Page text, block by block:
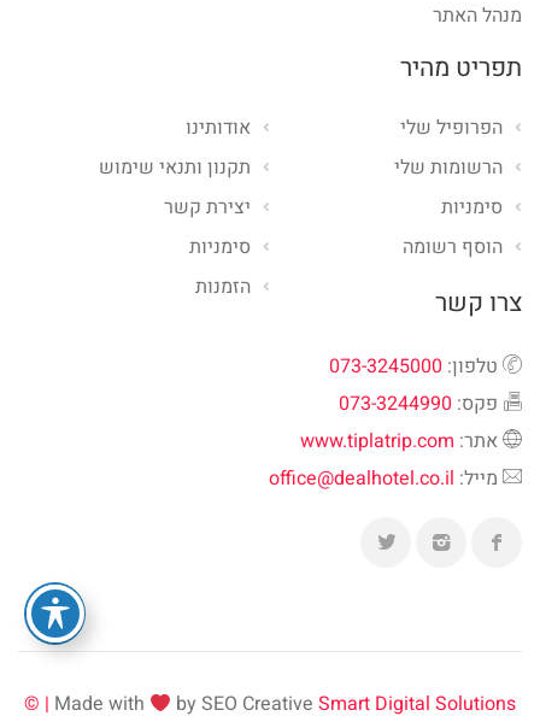
מנהל האתר
תפריט מהיר
אודותינו
תקנון ותנאי שימוש
יצירת קשר
סימניות
הזמנות
הפרופיל שלי
הרשומות שלי
סימניות
הוסף רשומה
צרו קשר
טלפון: 073-3245000
פקס: 073-3244990
אתר: www.tiplatrip.com
מייל: office@dealhotel.co.il
Made with by SEO CreativeSmart Digital Solutions | ©